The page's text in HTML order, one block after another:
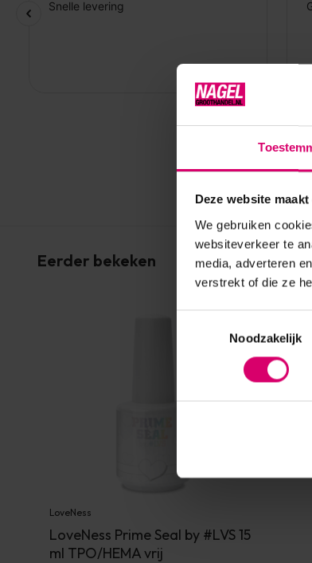
Deze website
We gebruiken
websiteverkeer te
media, adverteren
verstrekt of die ze
Noodzakelijk
Eerder bekeken
LoveNess
LoveNess Prime Seal by #LVS 15
ml TPO/HEMA vrij